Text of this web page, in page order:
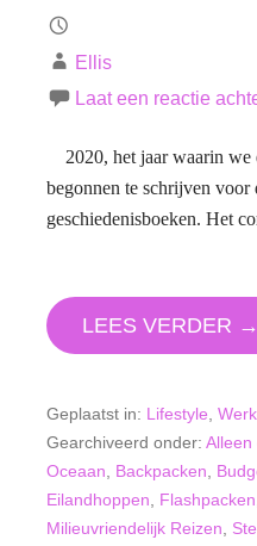
Ellis
Laat een reactie
2020, het jaar waarin we
begonnen te schrijven voor
geschiedenisboeken. Het
LEES VERDER →
Geplaatst in: Lifestyle,
Gearchiveerd onder: Alleen
Oceaan, Backpacken,
Eilandhoppen, Flashpacken
Milieuvriendelijk Reizen,